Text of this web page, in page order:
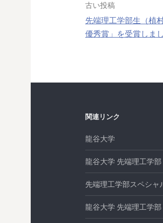
投
稿
ゲ
ョ
ン
古い投稿
先端理工学部生（植
優秀賞」を受賞しま
関連リンク
龍谷大学
龍谷大学 先端理工学部
先端理工学部スペシャ
龍谷大学 先端理工学